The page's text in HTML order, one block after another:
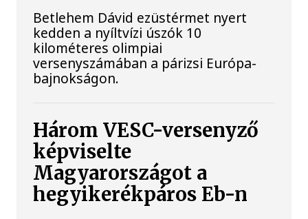
Betlehem Dávid ezüstérmet nyert
kedden a nyíltvízi úszók 10
kilométeres olimpiai
versenyszámában a párizsi Európa-
bajnokságon.
Három VESC-versenyző
képviselte
Magyarországot a
hegyikerékpáros Eb-n